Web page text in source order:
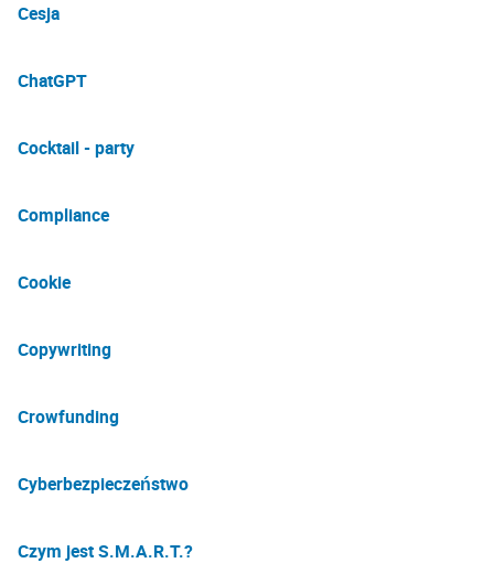
Cesja
ChatGPT
Cocktail - party
Compliance
Cookie
Copywriting
Crowfunding
Cyberbezpieczeństwo
Czym jest S.M.A.R.T.?